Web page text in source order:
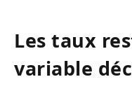
Les taux
variable